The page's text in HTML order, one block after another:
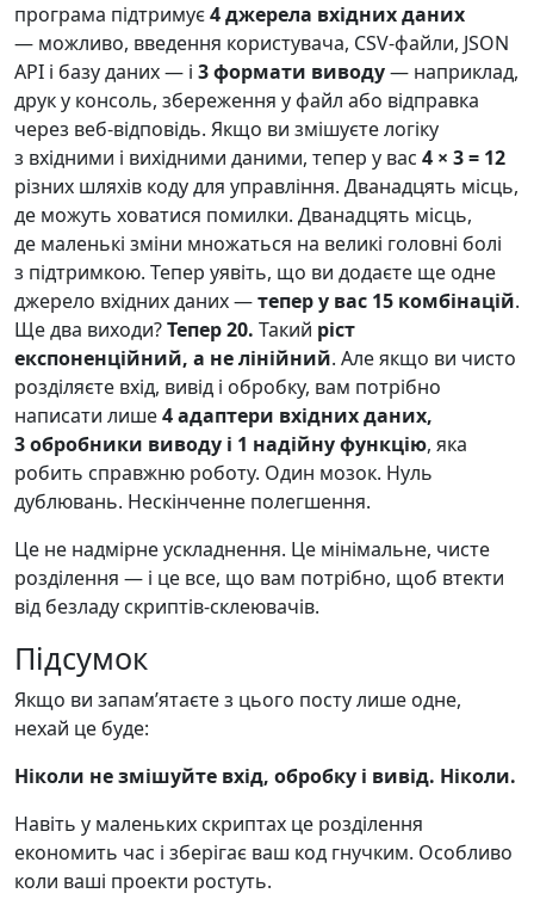
програма підтримує4 джерела вхідних даних
— можливо, введення користувача, CSV-файли, JSON
API і базу даних — і 3 формати виводу— наприклад,
друк у консоль, збереження у файл або відправка
через веб-відповідь. Якщо ви змішуєте логіку
з вхідними і вихідними даними, тепер у вас 4 × 3 = 12
різних шляхів коду для управління. Дванадцять місць,
де можуть ховатися помилки. Дванадцять місць,
де маленькі зміни множаться на великі головні болі
з підтримкою. Тепер уявіть, що ви додаєте ще одне
джерело вхідних даних —тепер у вас 15 комбінацій.
Ще два виходи?Тепер 20. Такий ріст
експоненційний, а не лінійний. Але якщо ви чисто
розділяєте вхід, вивід і обробку, вам потрібно
написати лише4 адаптери вхідних даних,
3 обробники виводу і 1 надійну функцію, яка
робить справжню роботу. Один мозок. Нуль
дублювань. Нескінченне полегшення.
Це не надмірне ускладнення. Це мінімальне, чисте
розділення — і це все, що вам потрібно, щоб втекти
від безладу скриптів-склеювачів.
Підсумок
Якщо ви запамʼятаєте з цього посту лише одне,
нехай це буде:
Ніколи не змішуйте вхід, обробку і вивід. Ніколи.
Навіть у маленьких скриптах це розділення
економить час і зберігає ваш код гнучким. Особливо
коли ваші проекти ростуть.